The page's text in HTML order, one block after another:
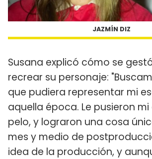
JAZMÍN DIZ
Susana explicó cómo se
recrear su personaje:
que pudiera representar mi
aquella época. Le pusieron
pelo, y lograron una cosa
mes y medio de
idea de la producción, y